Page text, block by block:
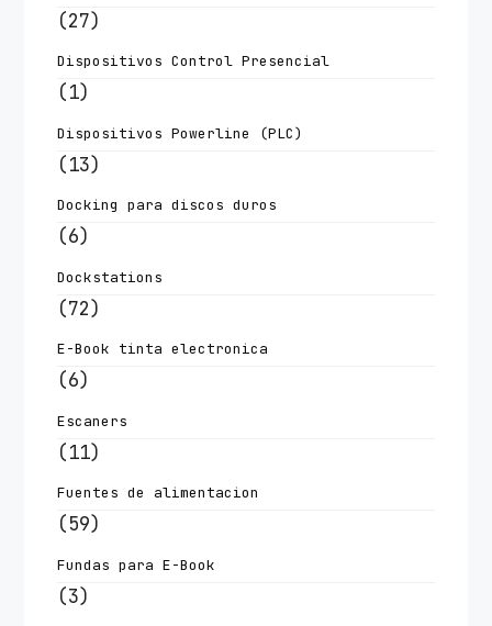
(27)
Dispositivos Control Presencial
(1)
Dispositivos Powerline (PLC)
(13)
Docking para discos duros
(6)
Dockstations
(72)
E-Book tinta electronica
(6)
Escaners
(11)
Fuentes de alimentacion
(59)
Fundas para E-Book
(3)